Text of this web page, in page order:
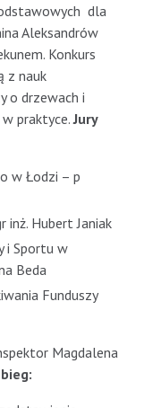
dla
Aleksandrów
Konkurs
z nauk
o drzewach i
w praktyce.Jury
w Łodzi – p
inż. Hubert Janiak
i Sportu w
Beda
Funduszy
Magdalena